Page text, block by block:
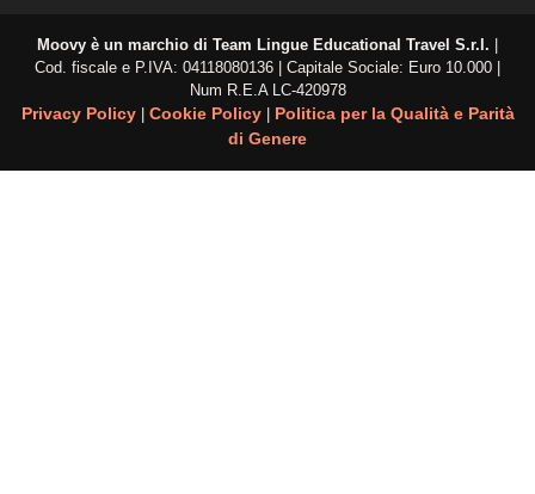
Moovy è un marchio di Team Lingue Educational Travel S.r.l.
Cod. fiscale e P.IVA: 04118080136 | Capitale Sociale: Euro 10.000 |
Num R.E.ALC-420978
Privacy Policy| Cookie Policy| Politica per la Qualità e Parità
di Genere